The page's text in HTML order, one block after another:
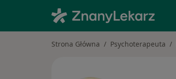
Strona Główna Psychoterapeuta